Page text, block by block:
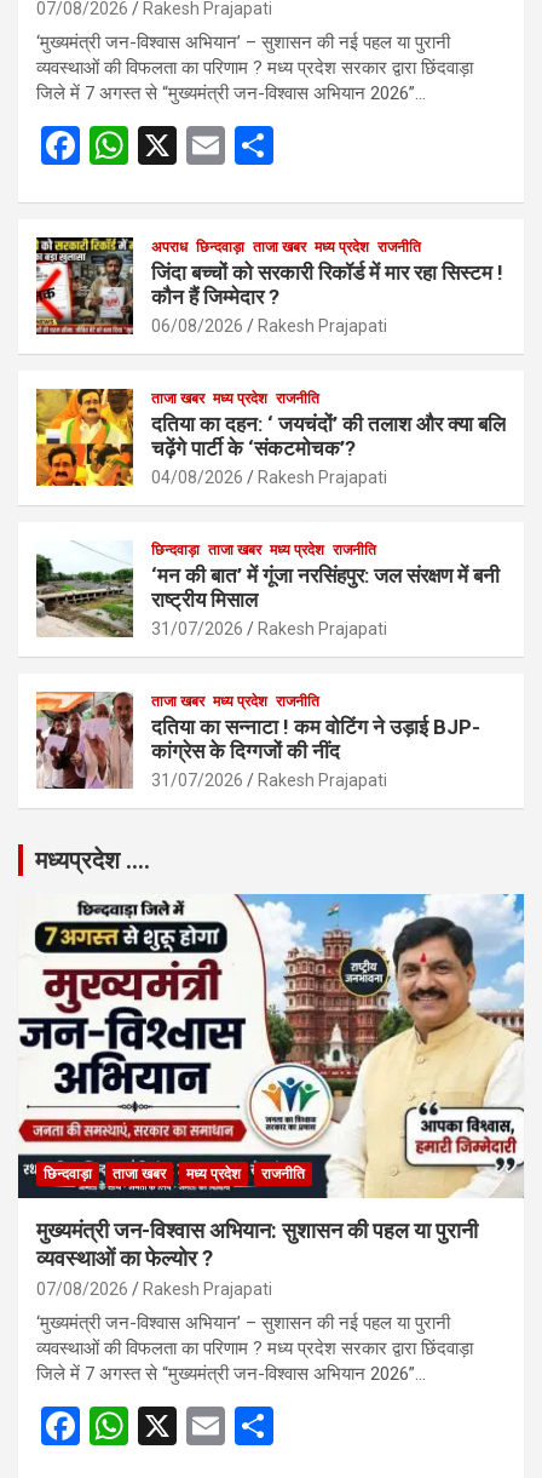
07/08/2026 Rakesh Prajapati
‘मुख्यमंत्री जन-विश्वास अभियान’ – सुशासन की नई पहल या पुरानी
व्यवस्थाओं की विफलता का परिणाम ? मध्य प्रदेश सरकार द्वारा छिंदवाड़ा
जिले में 7 अगस्त से “मुख्यमंत्री जन-विश्वास अभियान 2026”…
F
b
o
o
k
W
s
A
p
p
X
E
e
अपराध छिन्दवाड़ा ताजा खबर मध्य प्रदेश राजनीति
जिंदा बच्चों को सरकारी रिकॉर्ड में मार रहा सिस्टम !
कौन हैं जिम्मेदार ?
06/08/2026 Rakesh Prajapati
ताजा खबर मध्य प्रदेश राजनीति
दतिया का दहन: ‘ जयचंदों’ की तलाश और क्या बलि
चढ़ेंगे पार्टी के ‘संकटमोचक’?
04/08/2026 Rakesh Prajapati
छिन्दवाड़ा ताजा खबर मध्य प्रदेश राजनीति
‘मन की बात’ में गूंजा नरसिंहपुर: जल संरक्षण में बनी
राष्ट्रीय मिसाल
31/07/2026 Rakesh Prajapati
ताजा खबर मध्य प्रदेश राजनीति
दतिया का सन्नाटा ! कम वोटिंग ने उड़ाई BJP-
कांग्रेस के दिग्गजों की नींद
31/07/2026 Rakesh Prajapati
मध्यप्रदेश ….
छिन्दवाड़ा ताजा खबर मध्य प्रदेश राजनीति
मुख्यमंत्री जन-विश्वास अभियान: सुशासन की पहल या पुरानी
व्यवस्थाओं का फेल्योर ?
07/08/2026 Rakesh Prajapati
‘मुख्यमंत्री जन-विश्वास अभियान’ – सुशासन की नई पहल या पुरानी
व्यवस्थाओं की विफलता का परिणाम ? मध्य प्रदेश सरकार द्वारा छिंदवाड़ा
जिले में 7 अगस्त से “मुख्यमंत्री जन-विश्वास अभियान 2026”…
F
W X
E